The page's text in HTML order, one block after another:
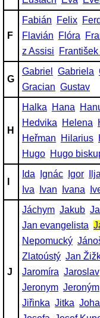
F
Fabián Felix
Flavián
Flóra
z Assisi
G
Gabriel Gabriela
Gracian Gustav
H
Halka Hana
Hedvika
Helena
Heřman
Hilarius
Hugo Hugo
Ida Ignác Igor Ilja
Iva
Ivan Ivana
J
Jáchym Jakub
Jan evangelista
Nepomucký
Zlatoústý Jan
Jaromíra Jaroslav
Jeronym Jeroným
Jiřinka Jitka